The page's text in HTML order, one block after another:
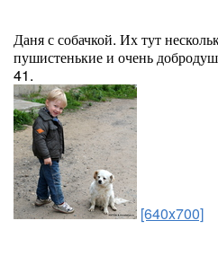
Даня с собачкой. Их тут
пушистенькие и очень
41.
[640x700]